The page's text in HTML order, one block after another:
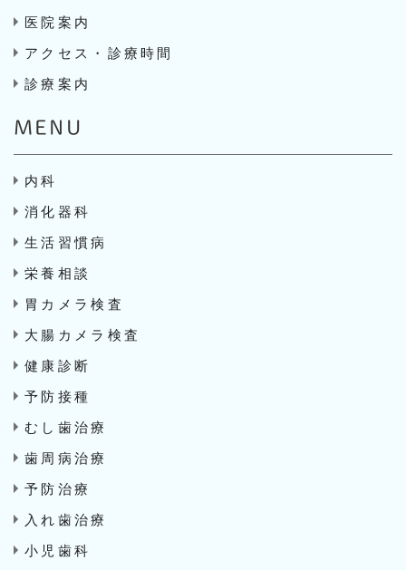
医院案内
アクセス・診療時間
診療案内
MENU
内科
消化器科
生活習慣病
栄養相談
胃カメラ検査
大腸カメラ検査
健康診断
予防接種
むし歯治療
歯周病治療
予防治療
入れ歯治療
小児歯科